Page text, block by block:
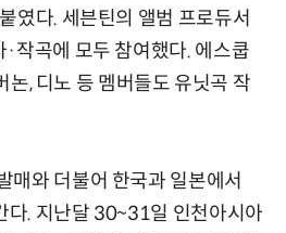
였다. 세븐틴의 앨범 프로듀서
작곡에 모두 참여했다. 에스쿱
논, 디노 등 멤버들도 유닛곡 작
매와 더불어 한국과 일본에서
다. 지난달 30~31일 인천아시아